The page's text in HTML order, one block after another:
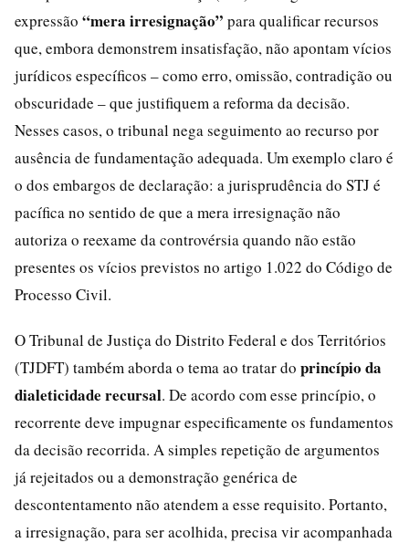
expressão “mera irresignação” para qualificar recursos
que, embora demonstrem insatisfação, não apontam vícios
jurídicos específicos – como erro, omissão, contradição ou
obscuridade – que justifiquem a reforma da decisão.
Nesses casos, o tribunal nega seguimento ao recurso por
ausência de fundamentação adequada. Um exemplo claro é
o dos embargos de declaração: a jurisprudência do STJ é
pacífica no sentido de que a mera irresignação não
autoriza o reexame da controvérsia quando não estão
presentes os vícios previstos no artigo 1.022 do Código de
Processo Civil.
O Tribunal de Justiça do Distrito Federal e dos Territórios
(TJDFT) também aborda o tema ao tratar do princípio da
dialeticidade recursal. De acordo com esse princípio, o
recorrente deve impugnar especificamente os fundamentos
da decisão recorrida. A simples repetição de argumentos
já rejeitados ou a demonstração genérica de
descontentamento não atendem a esse requisito. Portanto,
a irresignação, para ser acolhida, precisa vir acompanhada